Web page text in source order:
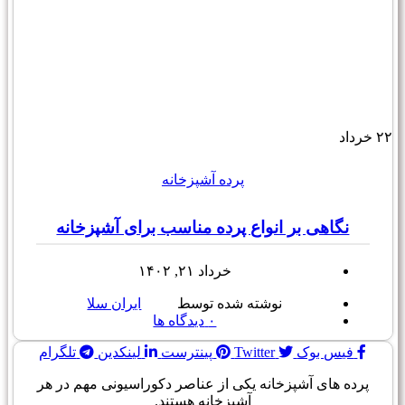
۲۲ خرداد
پرده آشپزخانه
نگاهی بر انواع پرده مناسب برای آشپزخانه
خرداد ۲۱, ۱۴۰۲
نوشته شده توسط
ایران سلا
۰ دیدگاه ها
فیس بوک Twitter پینترست لینکدین تلگرام
پرده های آشپزخانه یکی از عناصر دکوراسیونی مهم در هر
آشپزخانه هستند.